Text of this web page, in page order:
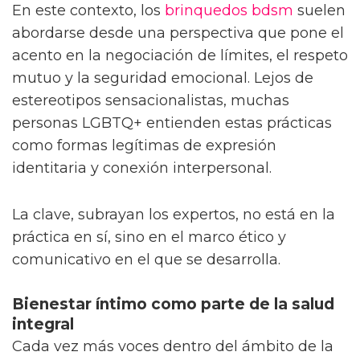
En este contexto, los brinquedos bdsm suelen
abordarse desde una perspectiva que pone el
acento en la negociación de límites, el respeto
mutuo y la seguridad emocional. Lejos de
estereotipos sensacionalistas, muchas
personas LGBTQ+ entienden estas prácticas
como formas legítimas de expresión
identitaria y conexión interpersonal.
La clave, subrayan los expertos, no está en la
práctica en sí, sino en el marco ético y
comunicativo en el que se desarrolla.
Bienestar íntimo como parte de la salud
integral
Cada vez más voces dentro del ámbito de la